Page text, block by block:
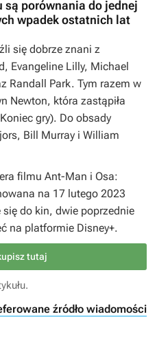
są porównania do jednej
wpadek ostatnich lat
się dobrze znani z
Evangeline Lilly, Michael
Randall Park. Tym razem w
Newton, która zastąpiła
gry). Do obsady
Bill Murray i William
filmu Ant-Man i Osa:
na 17 lutego 2023
do kin, dwie poprzednie
na platformie Disney+.
tutaj
źródło wiadomości